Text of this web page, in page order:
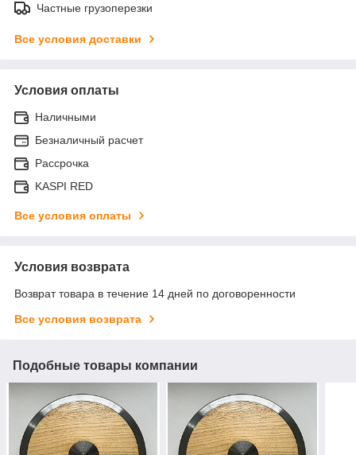
Частные грузоперезки
Все условия доставки
Условия оплаты
Наличными
Безналичный расчет
Рассрочка
KASPI RED
Все условия оплаты
Условия возврата
Возврат товара в течение 14 дней по договоренности
Все условия возврата
Подобные товары компании